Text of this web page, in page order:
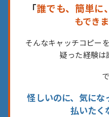
「誰でも、簡単に、
もでき
そんなキャッチコピー
疑った経験は
怪しいのに、気にな
払いたく